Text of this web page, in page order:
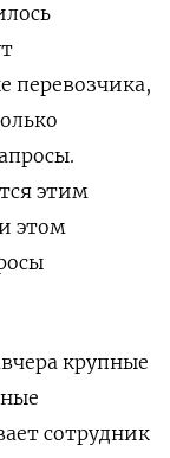
перевозчика,
этим
этом
крупные
сотрудник